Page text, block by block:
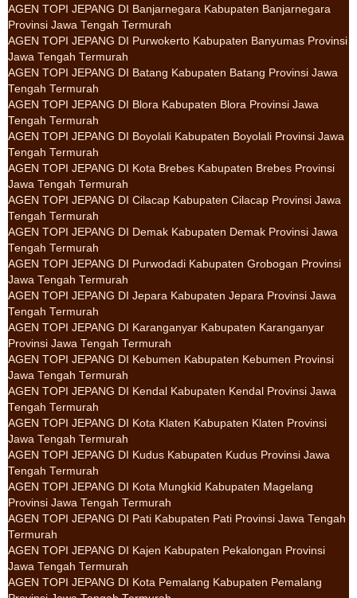
AGEN TOPI JEPANG DI Banjarnegara Kabupaten Banjarnegara
Provinsi Jawa Tengah Termurah
AGEN TOPI JEPANG DI Purwokerto Kabupaten Banyumas Provinsi
Jawa Tengah Termurah
AGEN TOPI JEPANG DI Batang Kabupaten Batang Provinsi Jawa
Tengah Termurah
AGEN TOPI JEPANG DI Blora Kabupaten Blora Provinsi Jawa
Tengah Termurah
AGEN TOPI JEPANG DI Boyolali Kabupaten Boyolali Provinsi Jawa
Tengah Termurah
AGEN TOPI JEPANG DI Kota Brebes Kabupaten Brebes Provinsi
Jawa Tengah Termurah
AGEN TOPI JEPANG DI Cilacap Kabupaten Cilacap Provinsi Jawa
Tengah Termurah
AGEN TOPI JEPANG DI Demak Kabupaten Demak Provinsi Jawa
Tengah Termurah
AGEN TOPI JEPANG DI Purwodadi Kabupaten Grobogan Provinsi
Jawa Tengah Termurah
AGEN TOPI JEPANG DI Jepara Kabupaten Jepara Provinsi Jawa
Tengah Termurah
AGEN TOPI JEPANG DI Karanganyar Kabupaten Karanganyar
Provinsi Jawa Tengah Termurah
AGEN TOPI JEPANG DI Kebumen Kabupaten Kebumen Provinsi
Jawa Tengah Termurah
AGEN TOPI JEPANG DI Kendal Kabupaten Kendal Provinsi Jawa
Tengah Termurah
AGEN TOPI JEPANG DI Kota Klaten Kabupaten Klaten Provinsi
Jawa Tengah Termurah
AGEN TOPI JEPANG DI Kudus Kabupaten Kudus Provinsi Jawa
Tengah Termurah
AGEN TOPI JEPANG DI Kota Mungkid Kabupaten Magelang
Provinsi Jawa Tengah Termurah
AGEN TOPI JEPANG DI Pati Kabupaten Pati Provinsi Jawa Tengah
Termurah
AGEN TOPI JEPANG DI Kajen Kabupaten Pekalongan Provinsi
Jawa Tengah Termurah
AGEN TOPI JEPANG DI Kota Pemalang Kabupaten Pemalang